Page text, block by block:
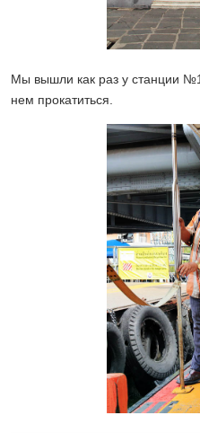
Мы вышли как раз у станции
нем прокатиться.